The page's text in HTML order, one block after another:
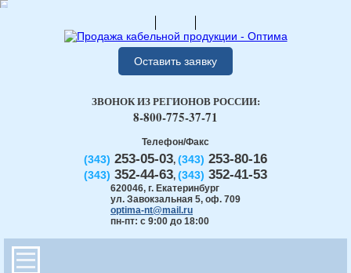
Оставить заявку
Телефон/Факс
(343) 253-05-03, (343) 253-80-16
(343) 352-44-63, (343) 352-41-53
620046, г. Екатеринбург
ул. Завокзальная 5, оф. 709
optima-nt@mail.ru
пн-пт: с 9:00 до 18:00
ЗВОНОК ИЗ РЕГИОНОВ РОССИИ:
8-800-775-37-71